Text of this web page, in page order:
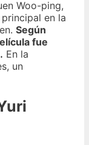
Woo-ping,
en la
Según
fue
En la
un